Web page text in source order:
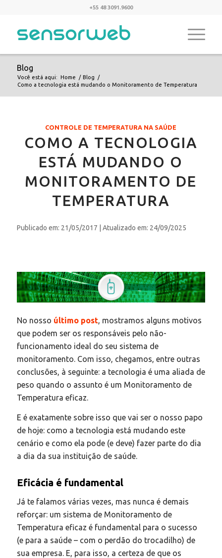
+55 48 3091.9600
Blog
Você está aqui: Home / Blog
/
Como a tecnologia está mudando o Monitoramento de Temperatura
CONTROLE DE TEMPERATURA NA SAÚDE
COMO A TECNOLOGIA
ESTÁ MUDANDO O
MONITORAMENTO DE
TEMPERATURA
Publicado em: 21/05/2017 | Atualizado em: 24/09/2025
No nosso último post, mostramos alguns motivos
que podem ser os responsáveis pelo não-
funcionamento ideal do seu sistema de
monitoramento. Com isso, chegamos, entre outras
conclusões, à seguinte: a tecnologia é uma aliada de
peso quando o assunto é um Monitoramento de
Temperatura eficaz.
E é exatamente sobre isso que vai ser o nosso papo
de hoje: como a tecnologia está mudando este
cenário e como ela pode (e deve) fazer parte do dia
a dia da sua instituição de saúde.
Eficácia é fundamental
Já te falamos várias vezes, mas nunca é demais
reforçar: um sistema de Monitoramento de
Temperatura eficaz é fundamental para o sucesso
(e para a saúde – com o perdão do trocadilho) de
sua empresa. E, para isso, a certeza de que os